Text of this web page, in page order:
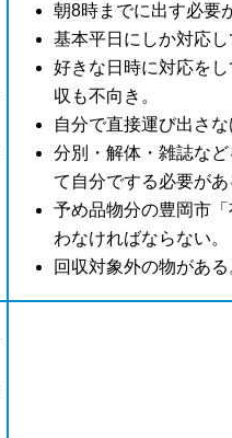
朝8時までに出す必要
基本平日にしか対応し
好きな日時に対応を
収も不向き。
自分で直接運び出さな
分別・解体・雑誌な
て自分でする必要があ
予め品物分の豊岡市
わなければならない。
回収対象外の物がある